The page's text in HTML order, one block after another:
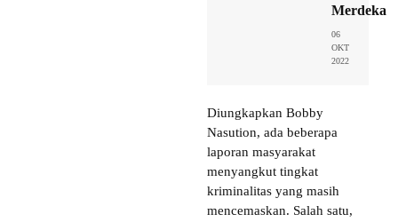
Merdeka
06
OKT
2022
Diungkapkan Bobby
Nasution, ada beberapa
laporan masyarakat
menyangkut tingkat
kriminalitas yang masih
mencemaskan. Salah satu,